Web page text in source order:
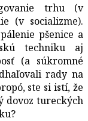
trhu (v
(v socializme).
pšenice a
techniku aj
(a súkromné
rady na
ste si istí, že
dovoz tureckých